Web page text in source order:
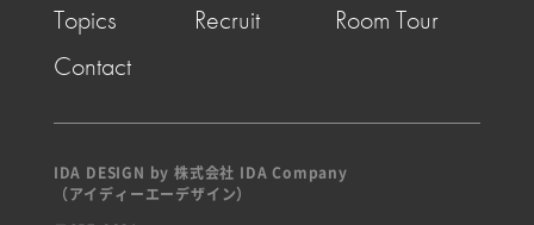
Topics
Recruit
Room Tour
Contact
IDA DESIGN by 株式会社 IDA Company
（アイディーエーデザイン）